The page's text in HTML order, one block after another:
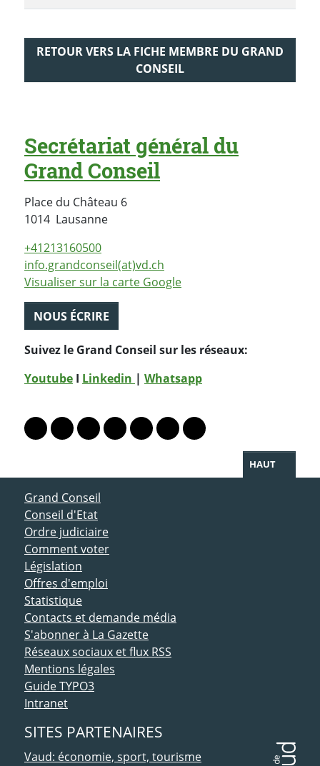
RETOUR VERS LA FICHE MEMBRE DU GRAND
CONSEIL
Secrétariat général du
Grand Conseil
Place du Château 6
1014 LausanneSuisse
+41213160500
info.grandconseil(at)vd.ch
Visualiser sur la carte Google
NOUS ÉCRIRE
Suivez le Grand Conseil sur les réseaux:
Youtube I Linkedin | Whatsapp
Lien vers le profil Mastodon
Lien vers le profil Bluesky
Lien vers le profil Instagram
Lien vers le profil Linkedin
Lien vers le profil Facebook
Lien vers le profil Twitter
Partager par WhatsApp
HAUT
ACCÈS DIRECT
Grand Conseil
Conseil d'Etat
Ordre judiciaire
Comment voter
Législation
Offres d'emploi
Statistique
Contacts et demande média
S'abonner à La Gazette
Réseaux sociaux et flux RSS
Mentions légales
Guide TYPO3
Intranet
SITES PARTENAIRES
Vaud: économie, sport, tourisme